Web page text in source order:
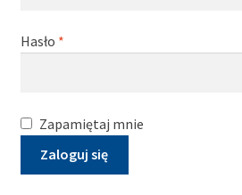
Hasło *Wymagane
Zapamiętaj mnie
Zaloguj się